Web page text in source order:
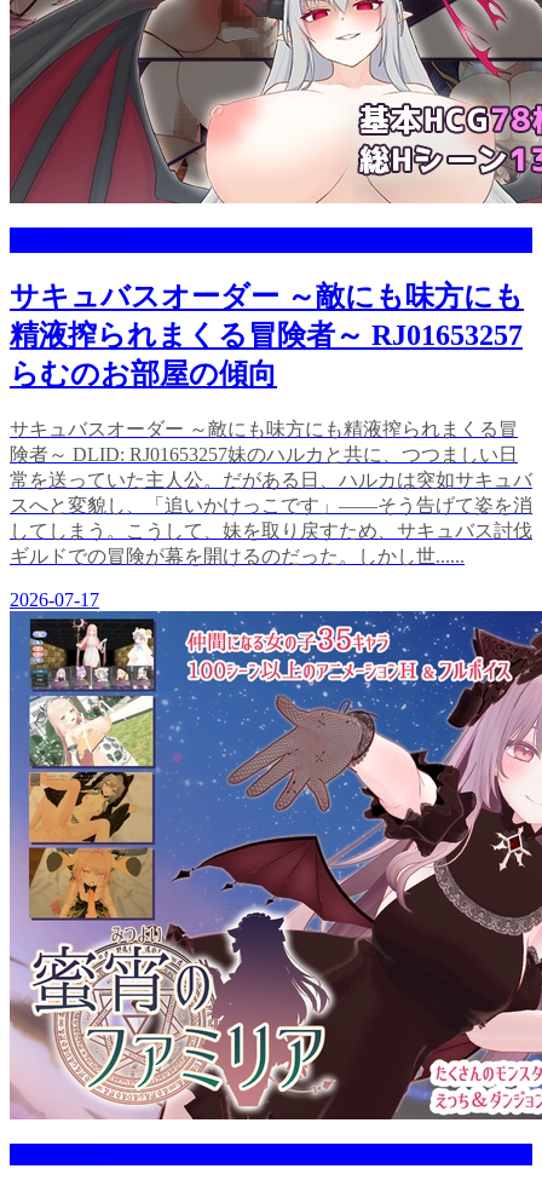
サキュバスオーダー ～敵にも味方にも
精液搾られまくる冒険者～ RJ01653257
らむのお部屋の傾向
サキュバスオーダー ～敵にも味方にも精液搾られまくる冒
険者～ DLID: RJ01653257妹のハルカと共に、つつましい日
常を送っていた主人公。だがある日、ハルカは突如サキュバ
スへと変貌し、「追いかけっこです」――そう告げて姿を消
してしまう。こうして、妹を取り戻すため、サキュバス討伐
ギルドでの冒険が幕を開けるのだった。しかし世......
2026-07-17